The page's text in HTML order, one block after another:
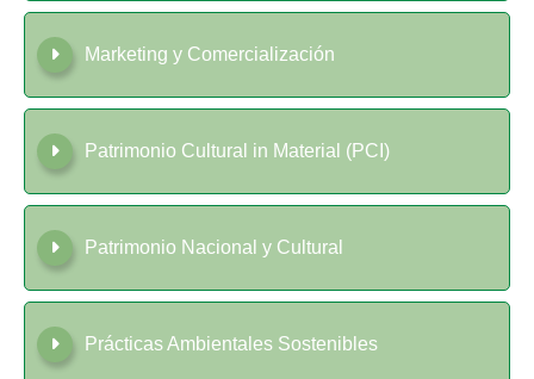
Marketing y Comercialización
Patrimonio Cultural in Material (PCI)
Patrimonio Nacional y Cultural
Prácticas Ambientales Sostenibles